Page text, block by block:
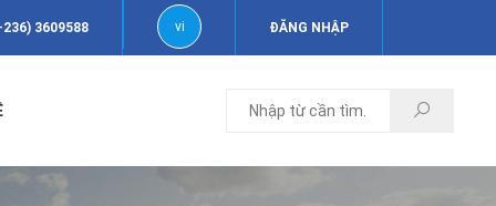
236) 3609588 vi ĐĂNG NHẬP